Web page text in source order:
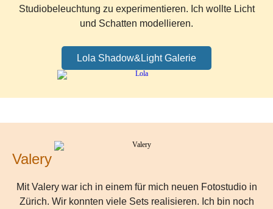
Studiobeleuchtung zu experimentieren. Ich wollte Licht
und Schatten modellieren.
Lola Shadow&Light Galerie
Valery
Mit Valery war ich in einem für mich neuen Fotostudio in
Zürich. Wir konnten viele Sets realisieren. Ich bin noch